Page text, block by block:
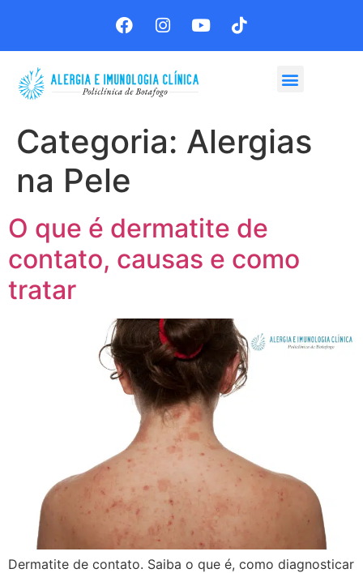
Categoria: Alergias
na Pele
O que é dermatite de
contato, causas e como
tratar
Dermatite de contato. Saiba o que é, como diagnosticar